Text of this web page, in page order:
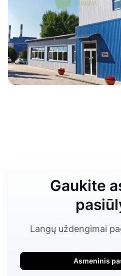
Gaukite
Langų uždengimai
Asmeninis